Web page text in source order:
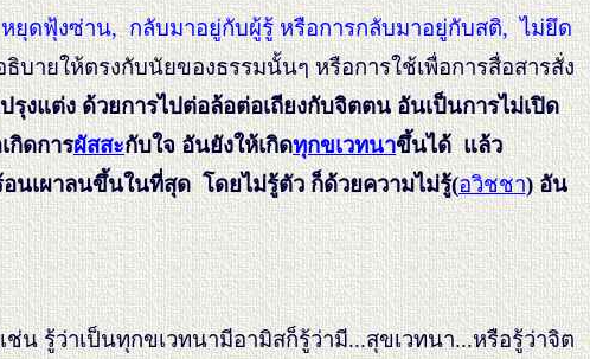
ยุดฟุ้งซ่าน, กลับมาอยู่กับผู้รู้ หรือการกลับมาอยู่กับสติ, ไม่ยึด
บายให้ตรงกับนัยของธรรมนั้นๆ หรือการใช้เพื่อการสื่อสารสั่ง
งแต่ง ด้วยการไปต่อล้อต่อเถียงกับจิตตน อันเป็นการไม่เปิด
กิดการผัสสะกับใจ อันยังให้เกิดทุกขเวทนาขึ้นได้ แล้ว
อนเผาลนขึ้นในที่สุด โดยไม่รู้ตัว ก็ด้วยความไม่รู้(อวิชชา) อัน
ช่น รู้ว่าเป็นทุกขเวทนามีอามิสก็รู้ว่ามี...สุขเวทนา...หรือรู้ว่าจิต